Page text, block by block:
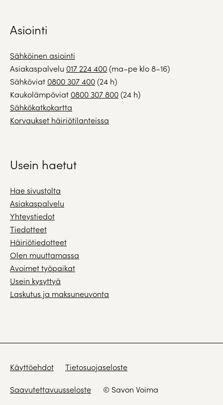
Asiointi
Sähköinen asiointi
Asiakaspalvelu 017 224 400(ma–pe klo 8–16)
Sähköviat 0800 307 400(24 h)
Kaukolämpöviat 0800 307 800(24 h)
Sähkökatkokartta
Korvaukset häiriötilanteissa
Usein haetut
Hae sivustolta
Asiakaspalvelu
Yhteystiedot
Tiedotteet
Häiriötiedotteet
Olen muuttamassa
Avoimet työpaikat
Usein kysyttyä
Laskutus ja maksuneuvonta
Käyttöehdot Tietosuojaseloste
Saavutettavuusseloste © Savon Voima